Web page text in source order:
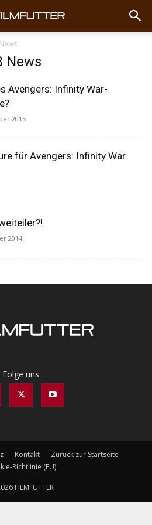
News
Avengers: Infinity War-
2015
für Avengers: Infinity War
2014
Folge uns
Kontakt
Zurück zur Startseite
Richtlinie (EU)
FILMFUTTER